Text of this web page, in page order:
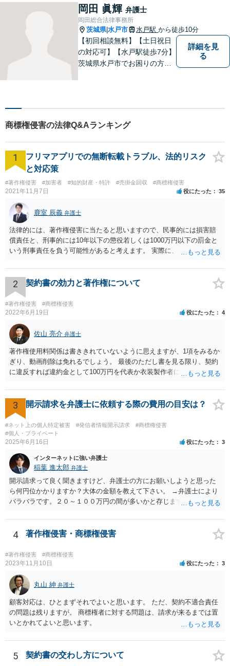
いたします。お困りごとがあ
ればお気軽にご相談くださ
い。
岡田 眞輝 弁護士
岡田総合法律事務所
茨城県|水戸市 水戸駅 から徒歩10分
【初回相談無料】【土日祝日
の対応可】【水戸駅徒歩7分】
茨城県水戸市でお困りの方
詳細を見
る
商標権侵害の法律Q&Aランキング
1
フリマアプリでの無断転載トラブル、法的リスク
と対応策
#著作権侵害 #加害者 #知的財産・特許 #売掛金回収 #商標権侵害
2021年11月7日 役にたった 35
鹿室 辰義 弁護士
法律的には、著作権侵害に当たると思いますので、民事的には損害賠
償責任と、刑事的には10年以下の懲役若しくは1000万円以下の罰金と
いう刑事責任を負う可能性があると考えます。 実際に、裁判になった
受理すると、取調べ等の捜査が行われる可能性があります。 そして、
刑事責任を軽くするためには、被害弁償等を行う必要があります。 今
後の対応としては、まずは、弁護士に相談するのが良いと思います。
2 契約書の効力と著作権について
#著作権侵害 #商標権侵害
2022年6月19日 役にたった 4
佐山 亮介 弁護士
著作権使用料関係は書ききれていないように思えますが、1項をみるか
ぎり、動画削除は免れるでしょう。 最後のただし書を見る限り、契約
に違反すれば違約金として100万円を代表か衣装製作者に請求できると
しては少しはっきりしないように思います。 こちらからどの時点で打
って出るかはこちらに都合よく契約書を解釈して決めて良いと思いま
すが、裁判にもつれ込んだ場合、第三者の目から見て客観的にも条件
が守られないとはっきり言えるのは相手が削除請求をしたことが記録
上はっきりするとき（例えばYouTubeへの通報などにより動画を削除
させた時）となるかも知れません。 以上を前提に、まずは動画の配信
は合意に基づく正当な権利だと主張し、相手が反論や削除請求の通
報・裁判等をしてきたら弁護士に依頼して対応するとよいと考えま
す。
3 開示請求を弁護士に依頼する際の費用の目安は？
#ネット上の個人特定被害 #発信者情報開示請求
#商標権侵害
#個人・プライベート
2025年6月16日 役にたった 3
インターネットに強い弁護士
稲葉 進太郎 弁護士
開示請求って良く聞きますけど、弁護士の方にお願いしようと思った
ら何円位かかりますか？大体の金額を教えて下さい。 →弁護士により
バラバラです。２０～１００万円の間が多いかと存じます。
4 著作権侵害・商標権侵害
#著作権侵害 #商標権侵害
2023年11月10日 役にたった 3
丸山 紳 弁護士
顧客対応は、ひとまずそれでよいと思います。 ただ、契約不適合責任
の問題は残りますが。 商標権者に対する問題は、請求が来るまでは置
いとかれてよいと思います。
5 契約書の交わし方について